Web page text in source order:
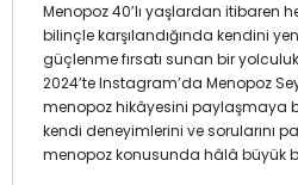
Menopoz 40’lı yaşlardan itibaren
bilinçle karşılandığında kendini
güçlenme fırsatı sunan bir
2024’te Instagram’da Menopoz
menopoz hikâyesini paylaşmaya
kendi deneyimlerini ve sorularını
menopoz konusunda hâlâ büyük